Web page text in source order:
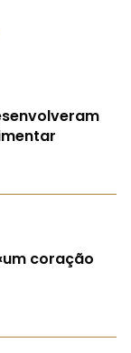
coração